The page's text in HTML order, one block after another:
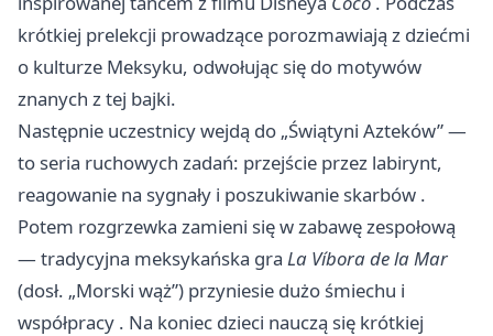
krótkiej prelekcji prowadzące porozmawiają z dziećmi
o kulturze Meksyku, odwołując się do motywów
znanych z tej bajki.
Następnie uczestnicy wejdą do „Świątyni Azteków” —
to seria ruchowych zadań: przejście przez labirynt,
reagowanie na sygnały i poszukiwanie skarbów .
Potem rozgrzewka zamieni się w zabawę zespołową
— tradycyjna meksykańska gra La Víbora de la Mar
(dosł. „Morski wąż”) przyniesie dużo śmiechu i
współpracy ‍. Na koniec dzieci nauczą się krótkiej